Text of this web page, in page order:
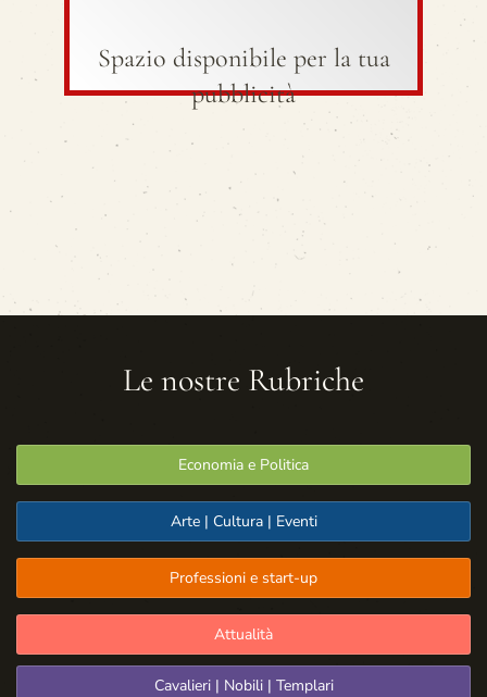
Spazio disponibile per la tua
pubblicità
Le nostre Rubriche
Economia e Politica
Arte | Cultura | Eventi
Professioni e start-up
Attualità
Cavalieri | Nobili | Templari